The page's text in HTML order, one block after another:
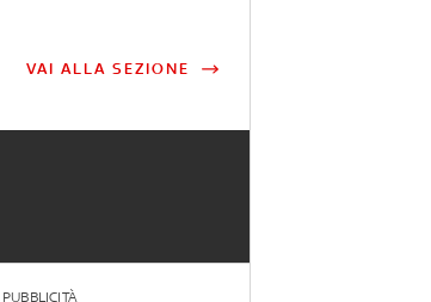
VAI ALLA SEZIONE
PUBBLICITÀ